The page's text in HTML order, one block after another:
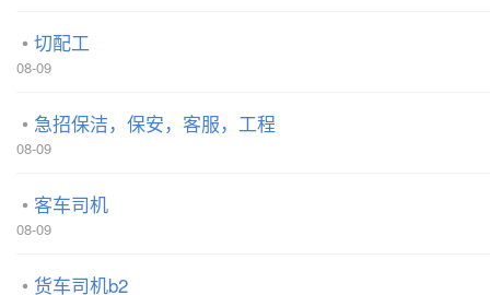
切配工
08-09
急招保洁，保安，客服，工程
08-09
客车司机
08-09
货车司机b2